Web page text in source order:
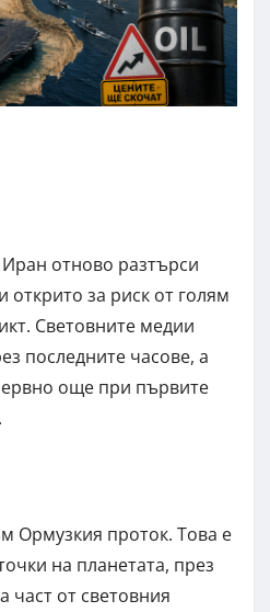
отново разтърси
открито за риск от голям
Световните медии
последните часове, а
още при първите
Ормузкия проток. Това е
на планетата, през
част от световния